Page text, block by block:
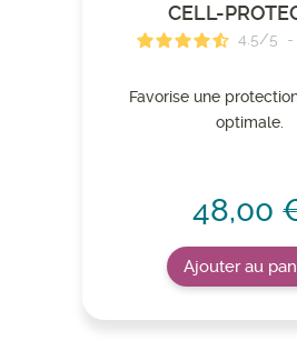
CELL-
4.5/5 -
Favorise une
optimale.
48,00
Ajouter au